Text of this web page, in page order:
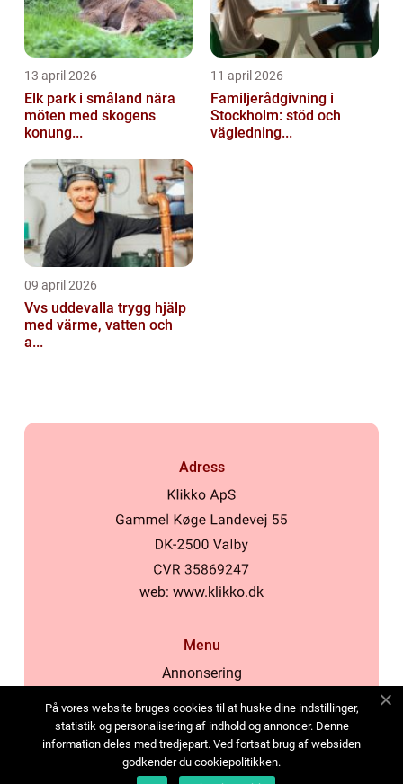
13 april 2026
Elk park i småland nära
möten med skogens
konung...
11 april 2026
Familjerådgivning i
Stockholm: stöd och
vägledning...
09 april 2026
Vvs uddevalla trygg hjälp
med värme, vatten och
a...
Adress
web: www.klikko.dk
Menu
Annonsering
Cookies
Kontakta oss
Sitemap
På vores website bruges cookies til at huske dine indstillinger,
statistik og personalisering af indhold og annoncer. Denne
information deles med tredjepart. Ved fortsat brug af websiden
godkender du cookiepolitikken.